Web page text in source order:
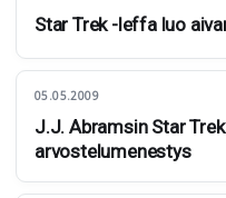
Star Trek -leffa luo
05.05.2009
J.J. Abramsin Star
arvostelumenestys